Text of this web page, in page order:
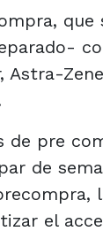
que
Astra-
de pre
de
el